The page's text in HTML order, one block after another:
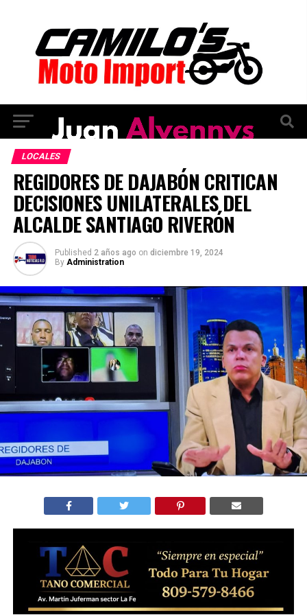
LOCALES
REGIDORES DE DAJABÓN CRITICAN
DECISIONES UNILATERALES DEL
ALCALDE SANTIAGO RIVERÓN
Published 2 años ago on diciembre 19, 2024
By Administration